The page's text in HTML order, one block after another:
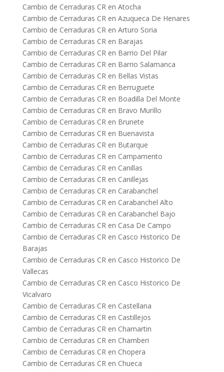
Cambio de Cerraduras CR en Atocha
Cambio de Cerraduras CR en Azuqueca De Henares
Cambio de Cerraduras CR en Arturo Soria
Cambio de Cerraduras CR en Barajas
Cambio de Cerraduras CR en Barrio Del Pilar
Cambio de Cerraduras CR en Barrio Salamanca
Cambio de Cerraduras CR en Bellas Vistas
Cambio de Cerraduras CR en Berruguete
Cambio de Cerraduras CR en Boadilla Del Monte
Cambio de Cerraduras CR en Bravo Murillo
Cambio de Cerraduras CR en Brunete
Cambio de Cerraduras CR en Buenavista
Cambio de Cerraduras CR en Butarque
Cambio de Cerraduras CR en Campamento
Cambio de Cerraduras CR en Canillas
Cambio de Cerraduras CR en Canillejas
Cambio de Cerraduras CR en Carabanchel
Cambio de Cerraduras CR en Carabanchel Alto
Cambio de Cerraduras CR en Carabanchel Bajo
Cambio de Cerraduras CR en Casa De Campo
Cambio de Cerraduras CR en Casco Historico De
Barajas
Cambio de Cerraduras CR en Casco Historico De
Vallecas
Cambio de Cerraduras CR en Casco Historico De
Vicalvaro
Cambio de Cerraduras CR en Castellana
Cambio de Cerraduras CR en Castillejos
Cambio de Cerraduras CR en Chamartin
Cambio de Cerraduras CR en Chamberi
Cambio de Cerraduras CR en Chopera
Cambio de Cerraduras CR en Chueca